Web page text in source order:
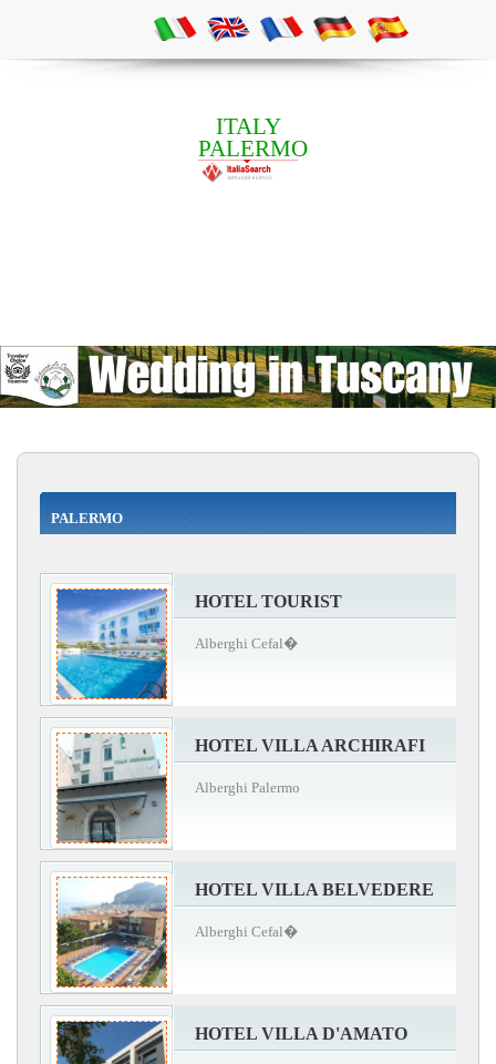
ITALY
PALERMO
PALERMO
HOTEL TOURIST
Alberghi Cefal�
HOTEL VILLA ARCHIRAFI
Alberghi Palermo
HOTEL VILLA BELVEDERE
Alberghi Cefal�
HOTEL VILLA D'AMATO